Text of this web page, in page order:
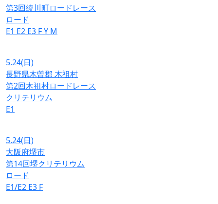
第3回綾川町ロードレース
ロード
E1 E2 E3 FY M
5.24(日)
長野県木曽郡 木祖村
第2回木祖村ロードレース
クリテリウム
E1
5.24(日)
大阪府堺市
第14回堺クリテリウム
ロード
E1/E2 E3 F